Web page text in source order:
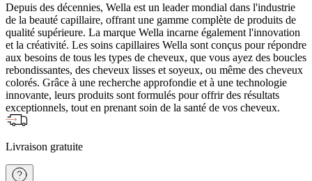
Depuis des décennies, Wella est un leader mondial dans l'industrie
de la beauté capillaire, offrant une gamme complète de produits de
qualité supérieure. La marque Wella incarne également l'innovation
et la créativité. Les soins capillaires Wella sont conçus pour répondre
aux besoins de tous les types de cheveux, que vous ayez des boucles
rebondissantes, des cheveux lisses et soyeux, ou même des cheveux
colorés. Grâce à une recherche approfondie et à une technologie
innovante, leurs produits sont formulés pour offrir des résultats
exceptionnels, tout en prenant soin de la santé de vos cheveux.
Livraison gratuite